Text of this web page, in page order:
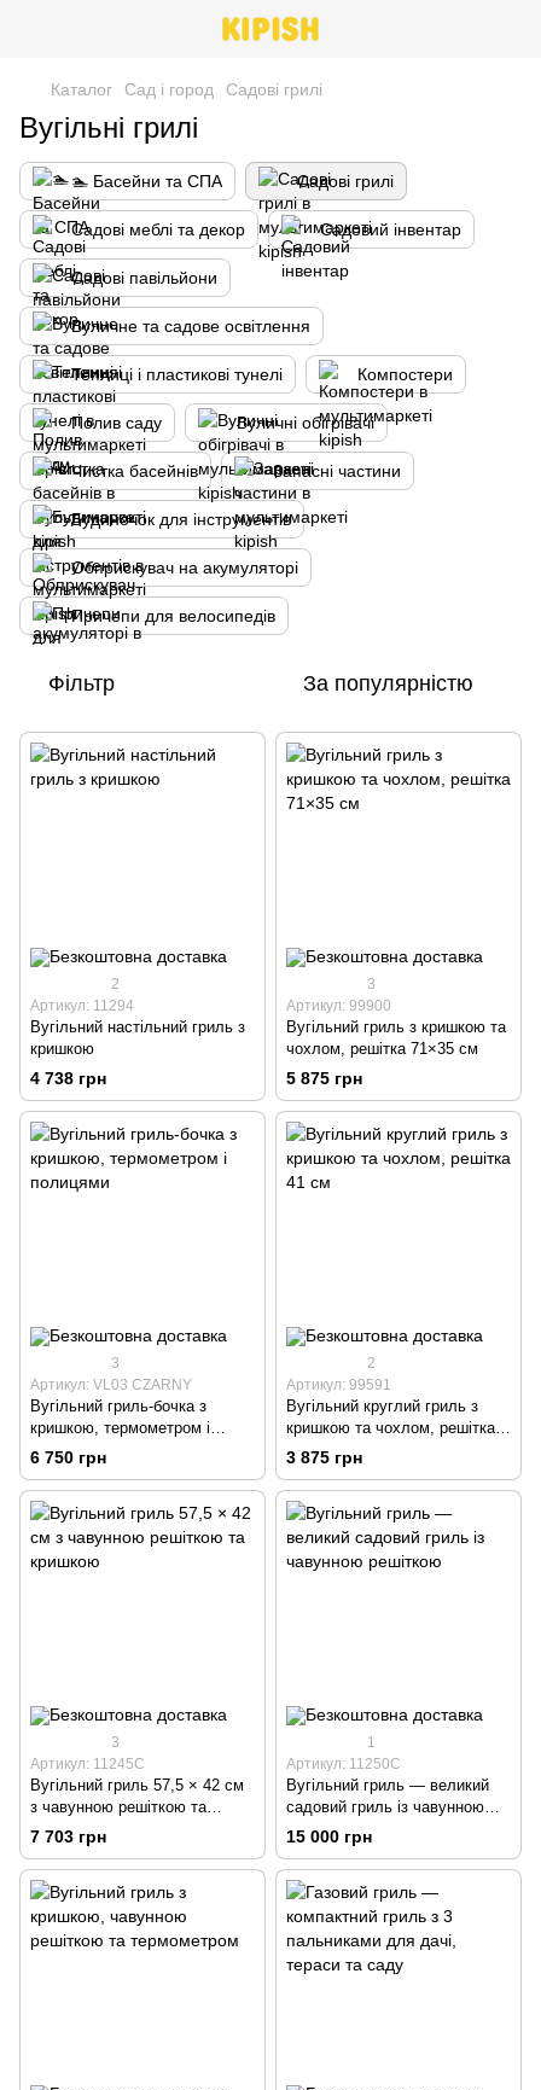
Каталог Сад і город Садові грилі
Вугільні грилі
🏊 Басейни та СПА Садові грилі
Садові меблі та декор Садовий інвентар
Садові павільйони
Вуличне та садове освітлення
Теплиці і пластикові тунелі Компостери
Полив саду Вуличні обігрівачі
Чистка басейнів Запасні частини
Будиночок для інструментів
Обприскувач на акумуляторі
Причепи для велосипедів
Фільтр За популярністю
2
Артикул: 11294
Вугільний настільний гриль з
кришкою
4 738 грн
3
Артикул: 99900
Вугільний гриль з кришкою та
чохлом, решітка 71×35 см
5 875 грн
3
Артикул: VL03 CZARNY
Вугільний гриль-бочка з
кришкою, термометром і
полицями
6 750 грн
2
Артикул: 99591
Вугільний круглий гриль з
кришкою та чохлом, решітка
41 см
3 875 грн
3
Артикул: 11245C
Вугільний гриль 57,5 × 42 см
з чавунною решіткою та
кришкою
7 703 грн
1
Артикул: 11250C
Вугільний гриль — великий
садовий гриль із чавунною
решіткою
15 000 грн